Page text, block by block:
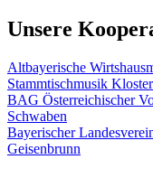
Unsere
Altbayerische
Stammtischmusik
BAG Österreichischer
Schwaben
Bayerischer
Geisenbrunn